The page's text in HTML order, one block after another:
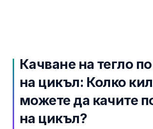
Качване на тегло
на цикъл: Колко
можете да качите
на цикъл?
Slovenščina
اردو